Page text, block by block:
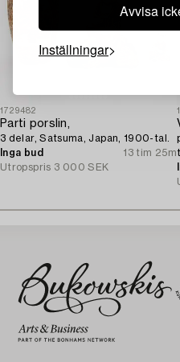
Avvisa
Inställningar
1729482
Parti porslin,
3 delar, Satsuma, Japan, 1900-tal.
Inga bud
13 tim 25m
Utropspris 3 000 SEK